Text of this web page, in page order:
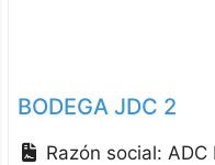
BODEGA JDC 2
Razón social: ADC